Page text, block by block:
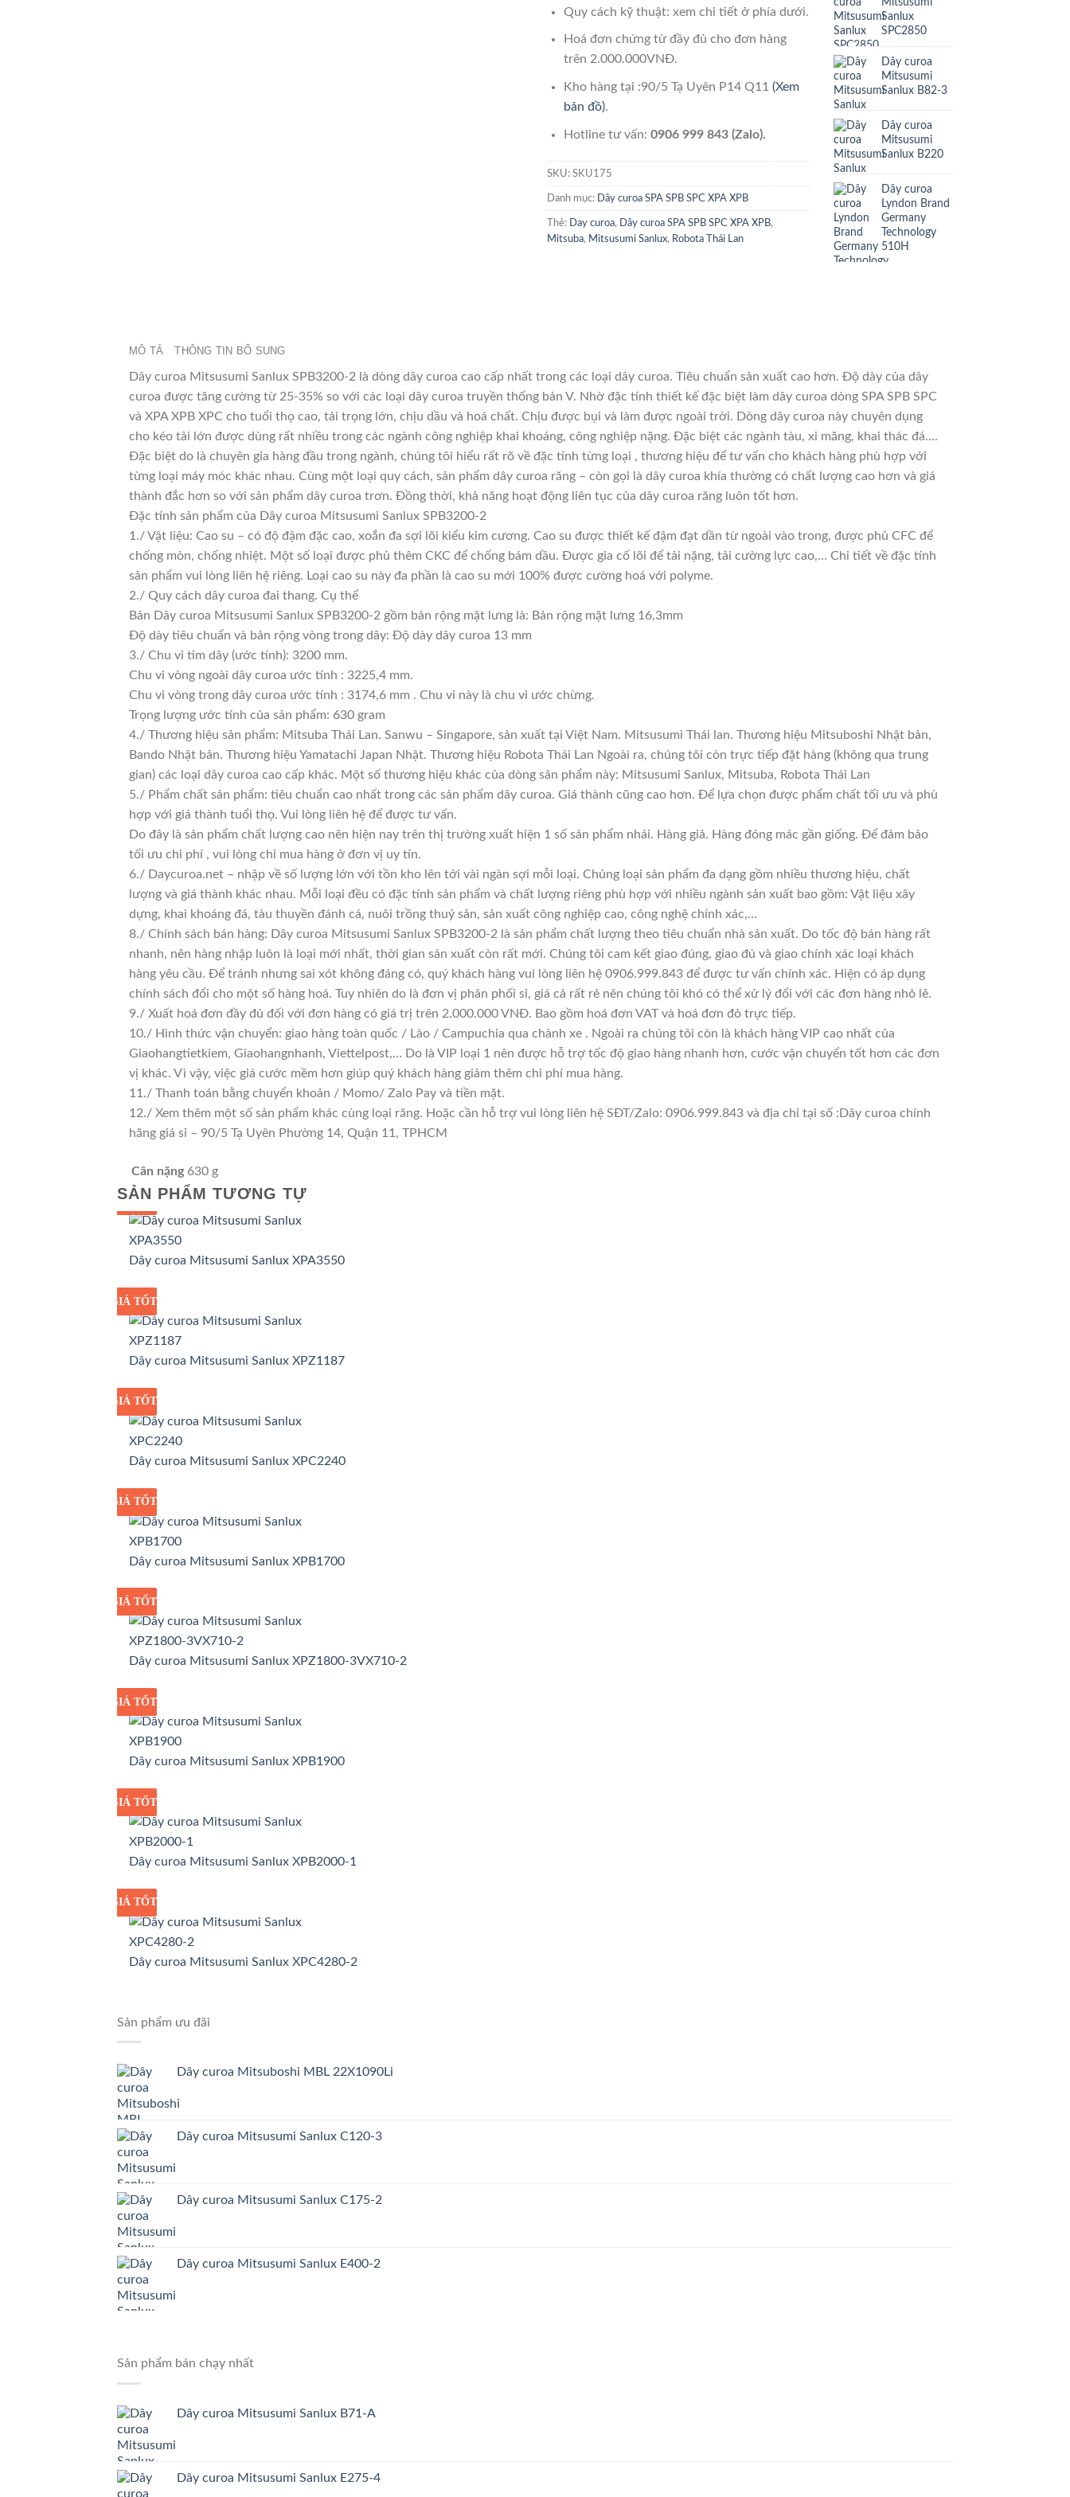
Quy cách kỹ thuật: xem chi tiết ở phía dưới.
Hoá đơn chứng từ đầy đủ cho đơn hàng
trên 2.000.000VNĐ.
Kho hàng tại :90/5 Tạ Uyên P14 Q11 (Xem
bản đồ).
Hotline tư vấn: 0906 999 843 (Zalo).
SKU: SKU175
Danh mục: Dây curoa SPA SPB SPC XPA XPB
Thẻ: Day curoa, Dây curoa SPA SPB SPC XPA XPB,
Mitsuba, Mitsusumi Sanlux, Robota Thái Lan
Sanlux
SPC2850
Dây curoa
Mitsusumi
Sanlux B82-3
Dây curoa
Mitsusumi
Sanlux B220
Dây curoa
Lyndon Brand
Germany
Technology
510H
MÔ TẢ THÔNG TIN BỔ SUNG
Dây curoa Mitsusumi Sanlux SPB3200-2 là dòng dây curoa cao cấp nhất trong các loại dây curoa. Tiêu chuẩn sản xuất cao hơn. Độ dày của dây
curoa được tăng cường từ 25-35% so với các loại dây curoa truyền thống bản V. Nhờ đặc tính thiết kế đặc biệt làm dây curoa dòng SPA SPB SPC
và XPA XPB XPC cho tuổi thọ cao, tải trọng lớn, chịu dầu và hoá chất. Chịu được bụi và làm được ngoài trời. Dòng dây curoa này chuyên dụng
cho kéo tải lớn được dùng rất nhiều trong các ngành công nghiệp khai khoáng, công nghiệp nặng. Đặc biệt các ngành tàu, xi măng, khai thác đá….
Đặc biệt do là chuyên gia hàng đầu trong ngành, chúng tôi hiểu rất rõ về đặc tính từng loại , thương hiệu để tư vấn cho khách hàng phù hợp với
từng loại máy móc khác nhau. Cùng một loại quy cách, sản phẩm dây curoa răng – còn gọi là dây curoa khía thường có chất lượng cao hơn và giá
thành đắc hơn so với sản phẩm dây curoa trơn. Đồng thời, khả năng hoạt động liên tục của dây curoa răng luôn tốt hơn.
Đặc tính sản phẩm của Dây curoa Mitsusumi Sanlux SPB3200-2
1./ Vật liệu: Cao su – có độ đậm đặc cao, xoắn đa sợi lõi kiểu kim cương. Cao su được thiết kế đậm đạt dần từ ngoài vào trong, được phủ CFC để
chống mòn, chống nhiệt. Một số loại được phủ thêm CKC để chống bám dầu. Được gia cố lõi để tải nặng, tải cường lực cao,… Chi tiết về đặc tính
sản phẩm vui lòng liên hệ riêng. Loại cao su này đa phần là cao su mới 100% được cường hoá với polyme.
2./ Quy cách dây curoa đai thang. Cụ thể
Bản Dây curoa Mitsusumi Sanlux SPB3200-2 gồm bản rộng mặt lưng là: Bản rộng mặt lưng 16,3mm
Độ dày tiêu chuẩn và bản rộng vòng trong dây: Độ dày dây curoa 13 mm
3./ Chu vi tim dây (ước tính): 3200 mm.
Chu vi vòng ngoài dây curoa ước tính : 3225,4 mm.
Chu vi vòng trong dây curoa ước tính : 3174,6 mm . Chu vi này là chu vi ước chừng.
Trọng lượng ước tính của sản phẩm: 630 gram
4./ Thương hiệu sản phẩm: Mitsuba Thái Lan. Sanwu – Singapore, sản xuất tại Việt Nam. Mitsusumi Thái lan. Thương hiệu Mitsuboshi Nhật bản,
Bando Nhật bản. Thương hiệu Yamatachi Japan Nhật. Thương hiệu Robota Thái Lan Ngoài ra, chúng tôi còn trực tiếp đặt hàng (không qua trung
gian) các loại dây curoa cao cấp khác. Một số thương hiệu khác của dòng sản phẩm này: Mitsusumi Sanlux, Mitsuba, Robota Thái Lan
5./ Phẩm chất sản phẩm: tiêu chuẩn cao nhất trong các sản phẩm dây curoa. Giá thành cũng cao hơn. Để lựa chọn được phẩm chất tối ưu và phù
hợp với giá thành tuổi thọ. Vui lòng liên hệ để được tư vấn.
Do đây là sản phẩm chất lượng cao nên hiện nay trên thị trường xuất hiện 1 số sản phẩm nhái. Hàng giả. Hàng đóng mác gần giống. Để đảm bảo
tối ưu chi phí , vui lòng chỉ mua hàng ở đơn vị uy tín.
6./ Daycuroa.net – nhập về số lượng lớn với tồn kho lên tới vài ngàn sợi mỗi loại. Chủng loại sản phẩm đa dạng gồm nhiều thương hiệu, chất
lượng và giá thành khác nhau. Mỗi loại đều có đặc tính sản phẩm và chất lượng riêng phù hợp với nhiều ngành sản xuất bao gồm: Vật liệu xây
dựng, khai khoáng đá, tàu thuyền đánh cá, nuôi trồng thuỷ sản, sản xuất công nghiệp cao, công nghệ chính xác,…
8./ Chính sách bán hàng: Dây curoa Mitsusumi Sanlux SPB3200-2 là sản phẩm chất lượng theo tiêu chuẩn nhà sản xuất. Do tốc độ bán hàng rất
nhanh, nên hàng nhập luôn là loại mới nhất, thời gian sản xuất còn rất mới. Chúng tôi cam kết giao đúng, giao đủ và giao chính xác loại khách
hàng yêu cầu. Để tránh nhưng sai xót không đáng có, quý khách hàng vui lòng liên hệ 0906.999.843 để được tư vấn chính xác. Hiện có áp dụng
chính sách đổi cho một số hàng hoá. Tuy nhiên do là đơn vị phân phối sỉ, giá cả rất rẻ nên chúng tôi khó có thể xử lý đổi với các đơn hàng nhỏ lẻ.
9./ Xuất hoá đơn đầy đủ đối với đơn hàng có giá trị trên 2.000.000 VNĐ. Bao gồm hoá đơn VAT và hoá đơn đỏ trực tiếp.
10./ Hình thức vận chuyển: giao hàng toàn quốc / Lào / Campuchia qua chành xe . Ngoài ra chúng tôi còn là khách hàng VIP cao nhất của
Giaohangtietkiem, Giaohangnhanh, Viettelpost,… Do là VIP loại 1 nên được hỗ trợ tốc độ giao hàng nhanh hơn, cước vận chuyển tốt hơn các đơn
vị khác. Vì vậy, việc giá cước mềm hơn giúp quý khách hàng giảm thêm chi phí mua hàng.
11./ Thanh toán bằng chuyển khoản / Momo/ Zalo Pay và tiền mặt.
12./ Xem thêm một số sản phẩm khác cùng loại răng. Hoặc cần hỗ trợ vui lòng liên hệ SĐT/Zalo: 0906.999.843 và địa chỉ tại số :Dây curoa chính
hãng giá sỉ – 90/5 Tạ Uyên Phường 14, Quận 11, TPHCM
Cân nặng 630 g
SẢN PHẨM TƯƠNG TỰ
GIÁ SỈ
GIÁ TỐT
Dây curoa Mitsusumi Sanlux XPA3550
GIÁ SỈ
GIÁ TỐT
Dây curoa Mitsusumi Sanlux XPZ1187
GIÁ SỈ
GIÁ TỐT
Dây curoa Mitsusumi Sanlux XPC2240
GIÁ SỈ
GIÁ TỐT
Dây curoa Mitsusumi Sanlux XPB1700
GIÁ SỈ
GIÁ TỐT
Dây curoa Mitsusumi Sanlux XPZ1800-3VX710-2
GIÁ SỈ
GIÁ TỐT
Dây curoa Mitsusumi Sanlux XPB1900
GIÁ SỈ
GIÁ TỐT
Dây curoa Mitsusumi Sanlux XPB2000-1
GIÁ SỈ
GIÁ TỐT
Dây curoa Mitsusumi Sanlux XPC4280-2
Sản phẩm ưu đãi
Dây curoa Mitsuboshi MBL 22X1090Li
Dây curoa Mitsusumi Sanlux C120-3
Dây curoa Mitsusumi Sanlux C175-2
Dây curoa Mitsusumi Sanlux E400-2
Sản phẩm bán chạy nhất
Dây curoa Mitsusumi Sanlux B71-A
Dây curoa Mitsusumi Sanlux E275-4